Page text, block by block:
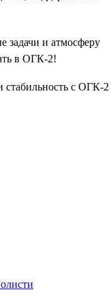
задачи и атмосферу
в ОГК-2!